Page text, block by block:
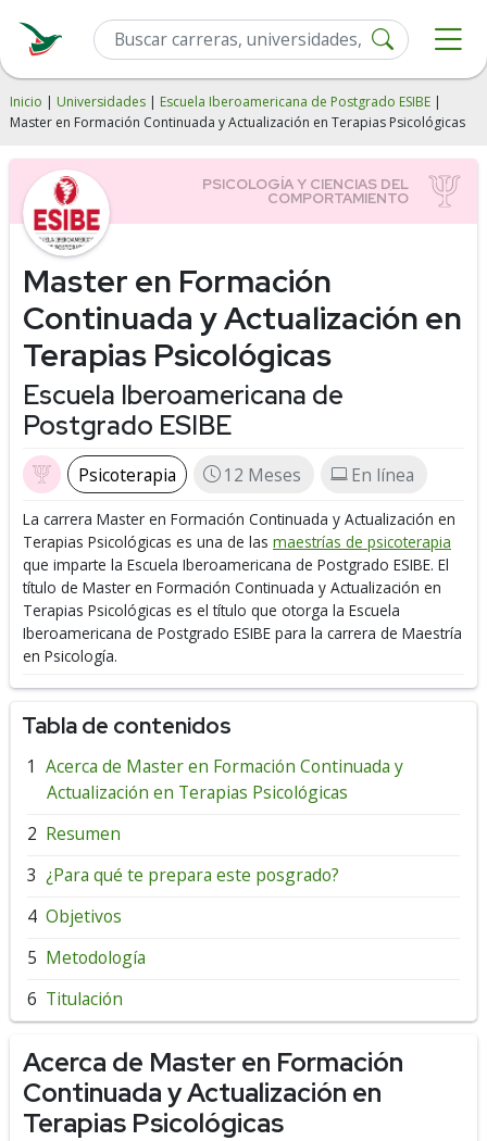
Inicio | Universidades | Escuela Iberoamericana de Postgrado ESIBE |
Master en Formación Continuada y Actualización en Terapias Psicológicas
Master en Formación
Continuada y Actualización en
Terapias Psicológicas
Escuela Iberoamericana de
Postgrado ESIBE
Psicoterapia 12 Meses En línea
La carrera Master en Formación Continuada y Actualización en
Terapias Psicológicas es una de las maestrías de psicoterapia
que imparte la Escuela Iberoamericana de Postgrado ESIBE. El
título de Master en Formación Continuada y Actualización en
Terapias Psicológicas es el título que otorga la Escuela
Iberoamericana de Postgrado ESIBE para la carrera de Maestría
en Psicología.
Tabla de contenidos
Acerca de Master en Formación Continuada y
Actualización en Terapias Psicológicas
Resumen
¿Para qué te prepara este posgrado?
Objetivos
Metodología
Titulación
Acerca de Master en Formación
Continuada y Actualización en
Terapias Psicológicas